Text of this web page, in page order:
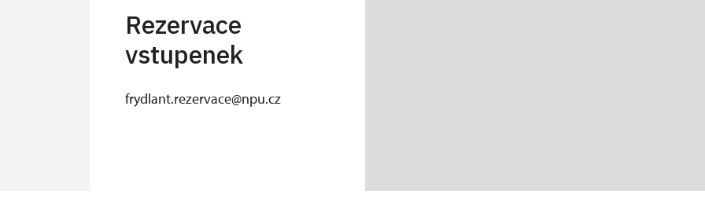
Rezervace
vstupenek
frydlant.rezervace@npu.cz